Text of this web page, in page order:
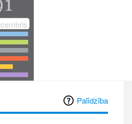
Palīdzība